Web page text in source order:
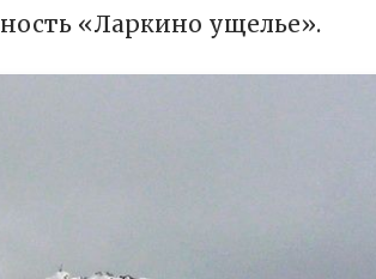
«Ларкино ущелье».